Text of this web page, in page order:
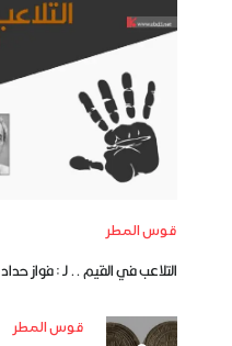
قوس المطر
التلاعب في القيم .. لـ : فواز حداد
قوس المطر